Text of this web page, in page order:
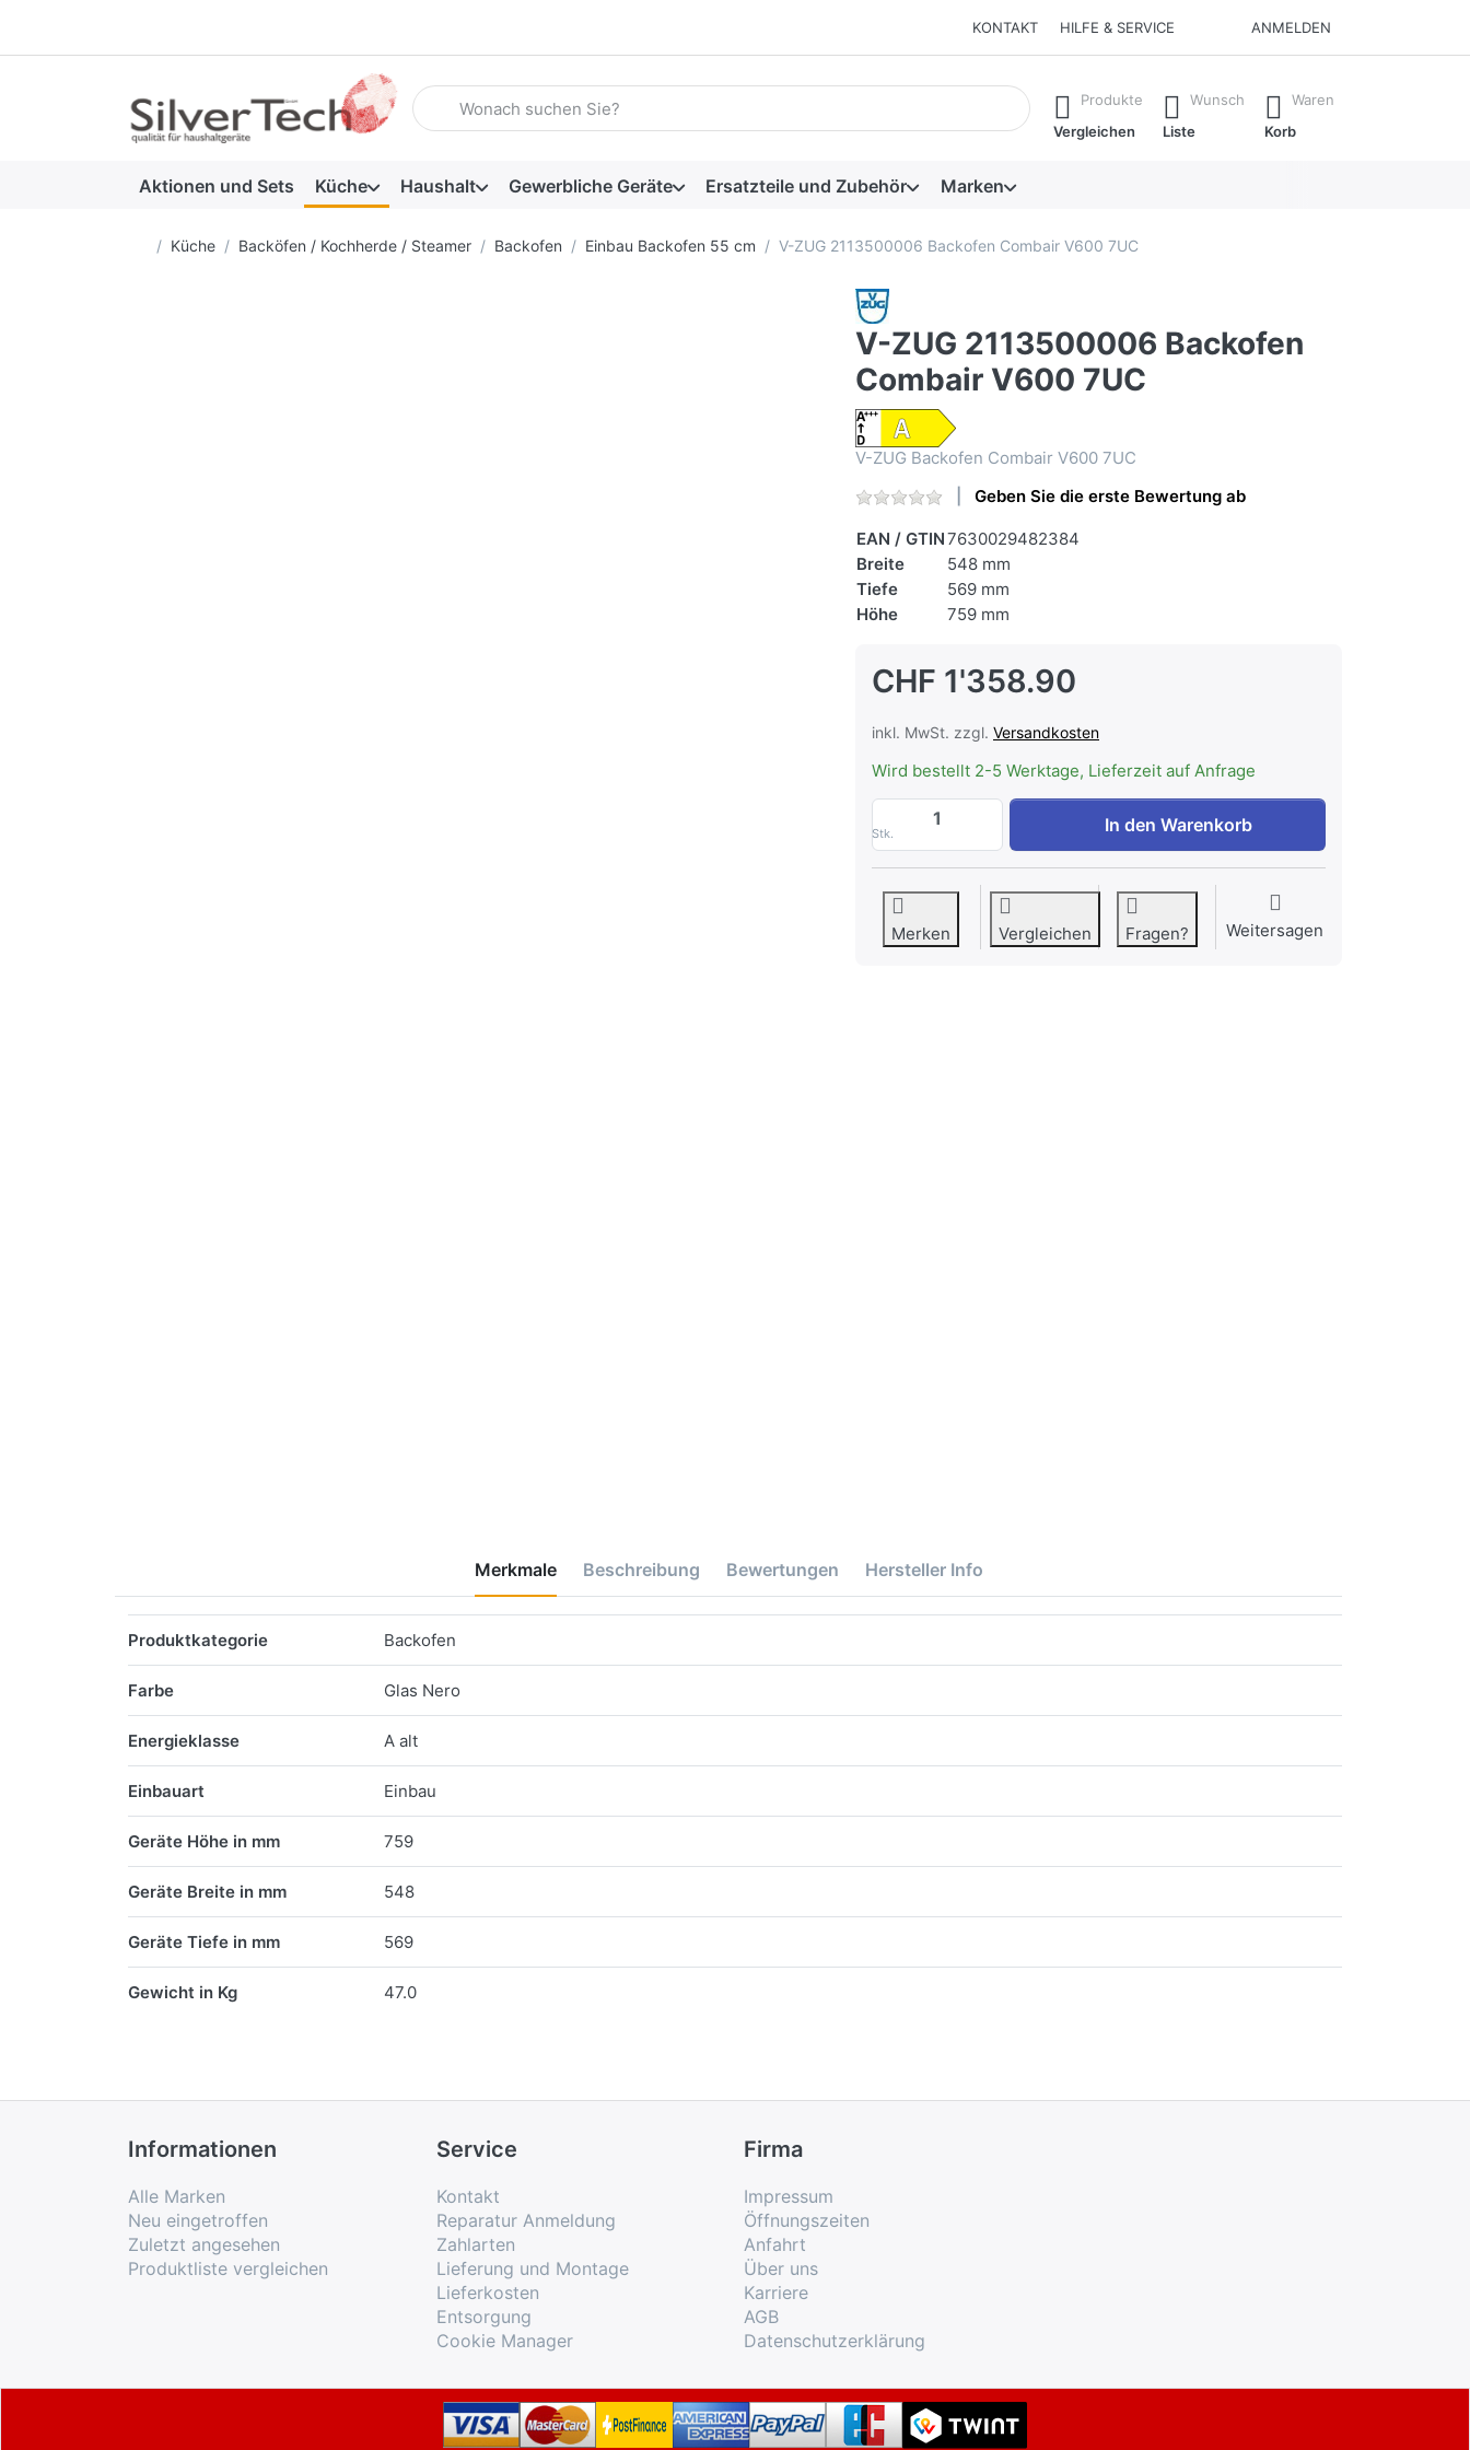
KONTAKT HILFE & SERVICE ANMELDEN
Geben Sie einen Suchbegriff ein. Während Sie tippen, erscheinen automatisch erste Ergebnisse. Drücken Sie die Eingabetaste, um alle
Produkte
Vergleichen
Wunsch
Liste
Waren
Korb
Aktionen und Sets Küche Haushalt Gewerbliche Geräte Ersatzteile und Zubehör Marken
Startseite
Küche Backöfen / Kochherde / Steamer Backofen Einbau Backofen 55 cm V-ZUG 2113500006 Backofen Combair V600 7UC
V-ZUG 2113500006 Backofen
Combair V600 7UC
V-ZUG Backofen Combair V600 7UC
Geben Sie die erste Bewertung ab
EAN / GTIN7630029482384
Breite
548 mm
Tiefe
569 mm
Höhe
759 mm
CHF 1'358.90
inkl. MwSt. zzgl. Versandkosten
Wird bestellt 2-5 Werktage, Lieferzeit auf Anfrage
Stk.
V-ZUG 2113500006 Backofen Combair V600 7UC zu CHF
In den Warenkorb
Merken Vergleichen Fragen? Weitersagen
Merkmale Beschreibung Bewertungen Hersteller Info
Produktkategorie Backofen
Farbe Glas Nero
Energieklasse A alt
Einbauart Einbau
Geräte Höhe in mm 759
Geräte Breite in mm 548
Geräte Tiefe in mm 569
Gewicht in Kg 47.0
Informationen
Alle Marken
Neu eingetroffen
Zuletzt angesehen
Produktliste vergleichen
Service
Kontakt
Reparatur Anmeldung
Zahlarten
Lieferung und Montage
Lieferkosten
Entsorgung
Cookie Manager
Firma
Impressum
Öffnungszeiten
Anfahrt
Über uns
Karriere
AGB
Datenschutzerklärung